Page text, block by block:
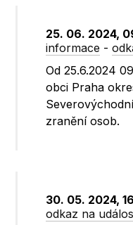
25. 06. 2024,
informace -
Od 25.6.2024
obci Praha
zranění osob.
30. 05. 2024,
odkaz na